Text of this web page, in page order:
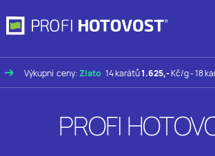
Výkupní ceny:Zlato 14 karátů1.625,-Kč/g - 18
PROFI